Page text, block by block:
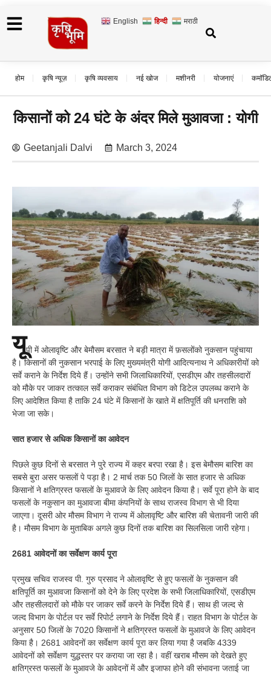
English हिन्दी मराठी
होम कृषि न्यूज़ कृषि व्यवसाय नई खोज मशीनरी योजनाएं
किसानों को 24 घंटे के अंदर मिले मुआवजा : योगी
Geetanjali Dalvi March 3, 2024
यूपी में ओलावृष्टि और बेमौसम बरसात ने बड़ी मात्रा में फ़सलोंको नुकसान पहुंचाया
है। किसानों की नुकसान भरपाई के लिए मुख्यमंत्री योगी आदित्यनाथ ने अधिकारीयों को
सर्वे कराने के निर्देश दिये हैं। उन्हाेंने सभी जिलाधिकारियों, एसडीएम और तहसीलदारों
को मौके पर जाकर तत्काल सर्वे कराकर संबंधित विभाग को डिटेल उपलब्ध कराने के
लिए आदेशित किया है ताकि 24 घंटे में किसानों के खाते में क्षतिपूर्ति की धनराशि को
भेजा जा सके।
सात हजार से अधिक किसानों का आवेदन
पिछले कुछ दिनों से बरसात ने पुरे राज्य में कहर बरपा रखा है। इस बेमौसम बारिश का
सबसे बुरा असर फसलों पे पड़ा है। 2 मार्च तक 50 जिलों के सात हजार से अधिक
किसानों ने क्षतिग्रस्त फसलों के मुआवजे के लिए आवेदन किया है। सर्वे पूरा होने के बाद
फसलों के नकुसान का मुआवजा बीमा कंपनियों के साथ राजस्व विभाग से भी दिया
जाएगा। दूसरी ओर मौसम विभाग ने राज्य में ओलावृष्टि और बारिश की चेतावनी जारी की
है। मौसम विभाग के मुताबिक अगले कुछ दिनों तक बारिश का सिलसिला जारी रहेगा।
2681 आवेदनों का सर्वेक्षण कार्य पूरा
प्रमुख सचिव राजस्व पी. गुरु प्रसाद ने ओलावृष्टि से हुए फसलों के नुकसान की
क्षतिपूर्ति का मुआवजा किसानों को देने के लिए प्रदेश के सभी जिलाधिकारियों, एसडीएम
और तहसीलदारों को मौके पर जाकर सर्वे करने के निर्देश दिये हैं। साथ ही जल्द से
जल्द विभाग के पोर्टल पर सर्वे रिपोर्ट लगाने के निर्देश दिये हैं। राहत विभाग के पोर्टल के
अनुसार 50 जिलों के 7020 किसानों ने क्षतिग्रस्त फसलों के मुआवजे के लिए आवेदन
किया है। 2681 आवेदनों का सर्वेक्षण कार्य पूरा कर लिया गया है जबकि 4339
आवेदनों को सर्वेक्षण युद्धस्तर पर कराया जा रहा है। वहीं खराब मौसम को देखते हुए
क्षतिग्रस्त फसलों के मुआवजे के आवेदनों में और इजाफा होने की संभावना जताई जा